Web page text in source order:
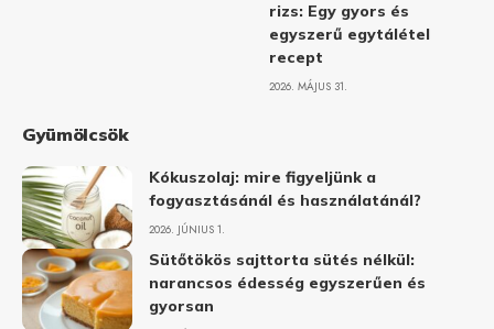
rizs: Egy gyors és
egyszerű egytálétel
recept
2026. MÁJUS 31.
Gyümölcsök
Kókuszolaj: mire figyeljünk a
fogyasztásánál és használatánál?
2026. JÚNIUS 1.
Sütőtökös sajttorta sütés nélkül:
narancsos édesség egyszerűen és
gyorsan